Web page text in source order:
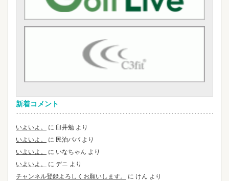
新着コメント
いよいよ。 に 臼井勉 より
いよいよ。
に 民泊パパ より
いよいよ。
に いなちゃん より
いよいよ。
に デニ より
チャンネル登録よろしくお願いします。
に けん より